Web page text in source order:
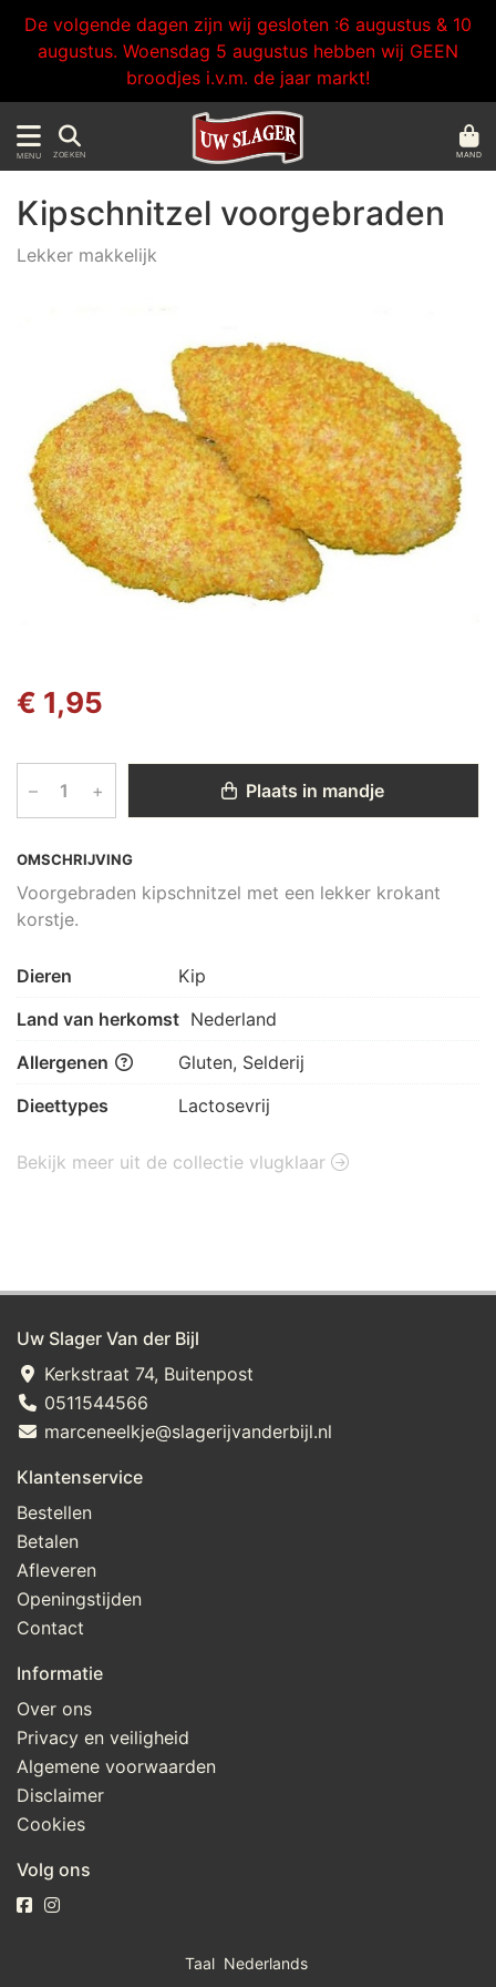
De volgende dagen zijn wij gesloten :6 augustus & 10
augustus. Woensdag 5 augustus hebben wij GEEN
broodjes i.v.m. de jaar markt!
MENU ZOEKEN MAND
OMSCHRIJVING
Voorgebraden kipschnitzel met een lekker krokant
korstje.
Kipschnitzel voorgebraden
Lekker makkelijk
€ 1,95
– + Plaats in mandje
Dieren
Kip
Land van herkomst Nederland
Allergenen
Gluten, Selderij
Dieettypes
Lactosevrij
Bekijk meer uit de collectie vlugklaar
Uw Slager Van der Bijl
Kerkstraat 74, Buitenpost
0511544566
marceneelkje@slagerijvanderbijl.nl
Klantenservice
Bestellen
Betalen
Afleveren
Openingstijden
Contact
Informatie
Over ons
Privacy en veiligheid
Algemene voorwaarden
Disclaimer
Cookies
Volg ons
Taal